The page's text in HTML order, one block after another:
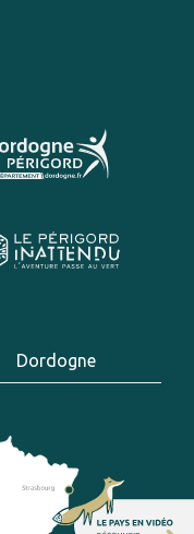
Dordogne